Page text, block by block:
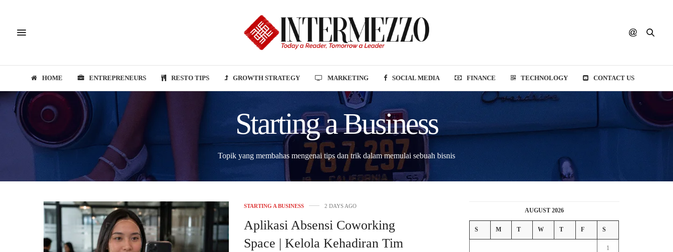
HOME ENTREPRENEURS RESTO TIPS GROWTH STRATEGY MARKETING SOCIAL MEDIA FINANCE TECHNOLOGY CONTACT US
Starting a Business
Topik yang membahas mengenai tips dan trik dalam memulai sebuah bisnis
STARTING A BUSINESS 2 DAYS AGO
Aplikasi Absensi Coworking
Space | Kelola Kehadiran Tim
AUGUST 2026
S M T W T F S
1